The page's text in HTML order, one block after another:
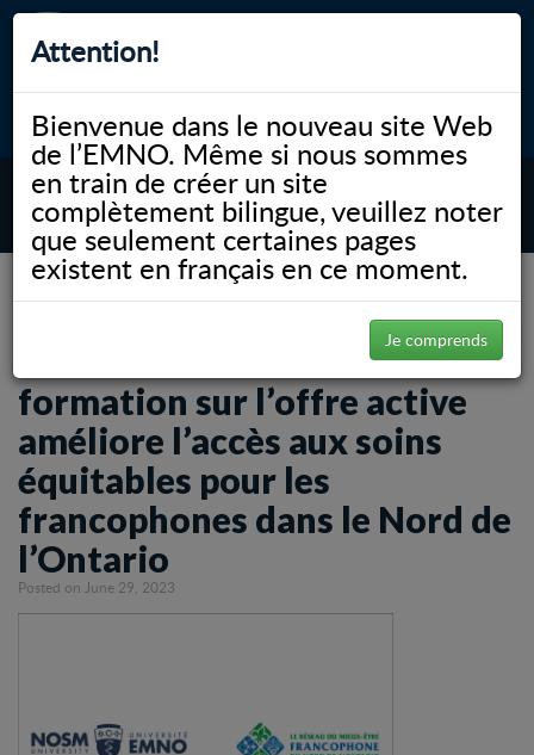
Attention!
Bienvenue dans le nouveau site Web
de l’EMNO. Même si nous sommes
en train de créer un site
complètement bilingue, veuillez noter
que seulement certaines pages
existent en français en ce moment.
Je comprends
myNOSM Accessibilité A- A+ English
MENU
NOSM.ca Gallery
Zone francophone
Un nouveau module de
formation sur l’offre active
améliore l’accès aux soins
équitables pour les
francophones dans le Nord de
l’Ontario
Posted on June 29, 2023